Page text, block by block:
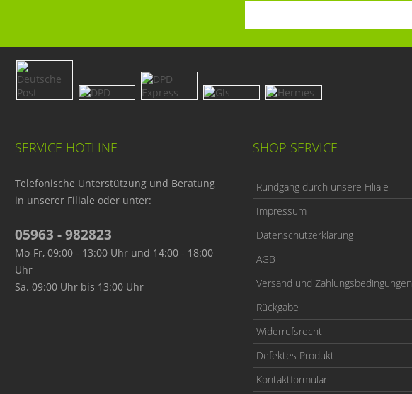
SERVICE HOTLINE
Telefonische Unterstützung und Beratung
in unserer Filiale oder unter:
05963 - 982823
Mo-Fr, 09:00 - 13:00 Uhr und 14:00 - 18:00
Uhr
Sa. 09:00 Uhr bis 13:00 Uhr
SHOP SERVICE
Rundgang durch unsere Filiale
Impressum
Datenschutzerklärung
AGB
Versand und Zahlungsbedingungen
Rückgabe
Widerrufsrecht
Defektes Produkt
Kontaktformular